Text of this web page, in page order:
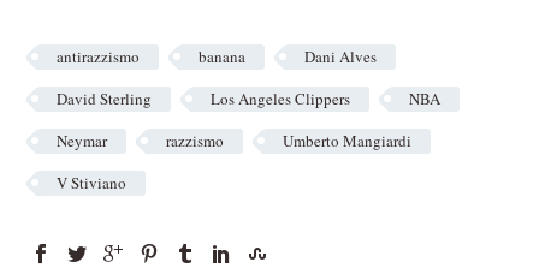
antirazzismo banana
Dani Alves
David Sterling
Los Angeles Clippers
NBA
Neymar
razzismo
Umberto Mangiardi
V Stiviano